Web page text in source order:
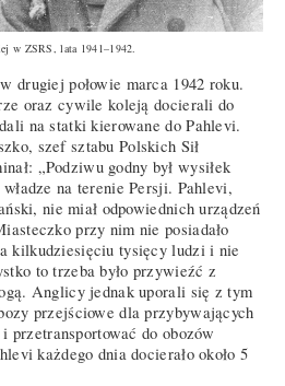
w ZSRS, lata 1941–1942.
drugiej połowie marca 1942 roku.
oraz cywile koleją docierali do
na statki kierowane do Pahlevi.
szef sztabu Polskich Sił
„Podziwu godny był wysiłek
na terenie Persji. Pahlevi,
nie miał odpowiednich urządzeń
przy nim nie posiadało
kilkudziesięciu tysięcy ludzi i nie
to trzeba było przywieźć z
Anglicy jednak uporali się z tym
przejściowe dla przybywających
przetransportować do obozów
każdego dnia docierało około 5